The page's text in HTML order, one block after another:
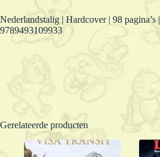
Nederlandstalig | Hardcover | 98 pagina’s |
9789493109933
Gerelateerde producten